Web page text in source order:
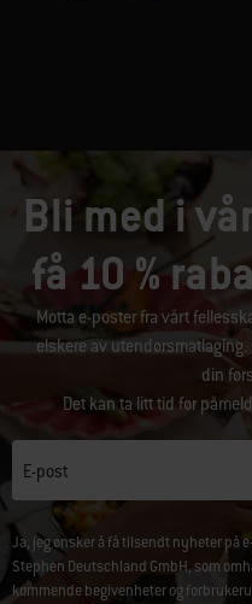
Bli med i
få 10 %
Motta e-poster fra vårt
elskere av utendørsmatlaging.
din
Det kan ta litt tid før
E-post
Ja, jeg ønsker å få tilsendt nyheter på
Stephen Deutschland GmbH, som
kommende begivenheter og